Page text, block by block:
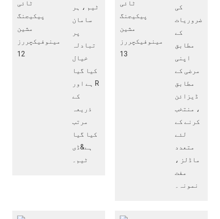
ٹیم ، ہر
سامان
پر
تبادلہ
خیال
کیا گیا
ہے اور R
کے
ذریعہ
مرتب
کیا گیا
ہے&ڈی
ٹیم۔
کی
ضروریات
کے
مطابق
اپنی
مرضی کے
مطابق
ڈیزائن
، منتخب
کرنے کے
لئے
متعدد
ماڈلز ،
مفت
نمونہ۔